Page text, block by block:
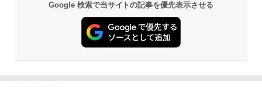
Google 検索で当サイトの記事を優先表示させる